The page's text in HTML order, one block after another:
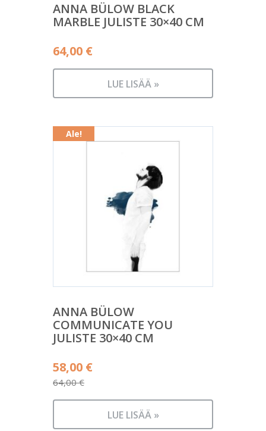
ANNA BÜLOW BLACK
MARBLE JULISTE 30×40 CM
64,00 €
LUE LISÄÄ »
Ale!
ANNA BÜLOW
COMMUNICATE YOU
JULISTE 30×40 CM
64,00€
Alkuperäinen
hinta
oli:
58,00 €
Nykyinen
LUE LISÄÄ »